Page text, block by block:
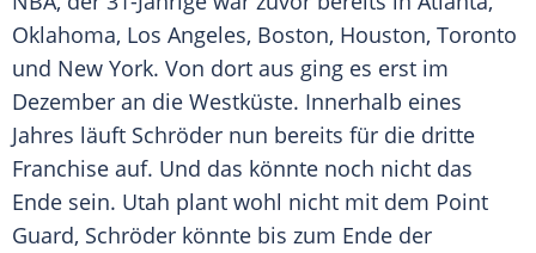
Oklahoma, Los Angeles, Boston, Houston, Toronto
und New York. Von dort aus ging es erst im
Dezember an die Westküste. Innerhalb eines
Jahres läuft Schröder nun bereits für die dritte
Franchise auf. Und das könnte noch nicht das
Ende sein. Utah plant wohl nicht mit dem Point
Guard, Schröder könnte bis zum Ende der